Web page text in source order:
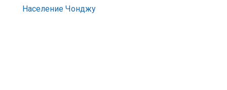
Население Чонджу